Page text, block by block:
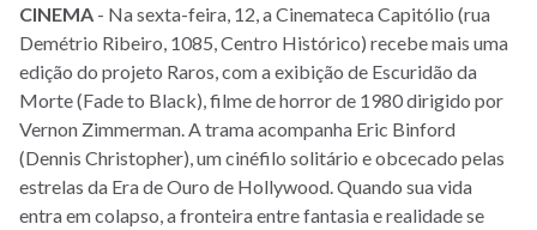
CINEMA - Na sexta-feira, 12, a Cinemateca Capitólio (rua
Demétrio Ribeiro, 1085, Centro Histórico) recebe mais uma
edição do projeto Raros, com a exibição de Escuridão da
Morte (Fade to Black), filme de horror de 1980 dirigido por
Vernon Zimmerman. A trama acompanha Eric Binford
(Dennis Christopher), um cinéfilo solitário e obcecado pelas
estrelas da Era de Ouro de Hollywood. Quando sua vida
entra em colapso, a fronteira entre fantasia e realidade se